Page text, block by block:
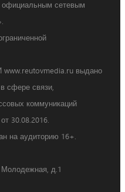
официальным сетевым
www.reutovmedia.ru выдано
сфере связи,
коммуникаций
30.08.2016.
на аудиторию 16+.
Молодежная, д.1